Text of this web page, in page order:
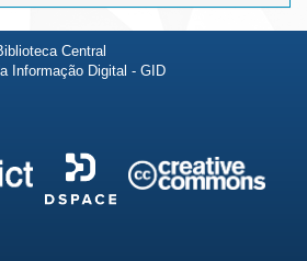
Central
Informação Digital - GID